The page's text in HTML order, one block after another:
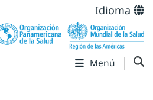
Idioma
Menú